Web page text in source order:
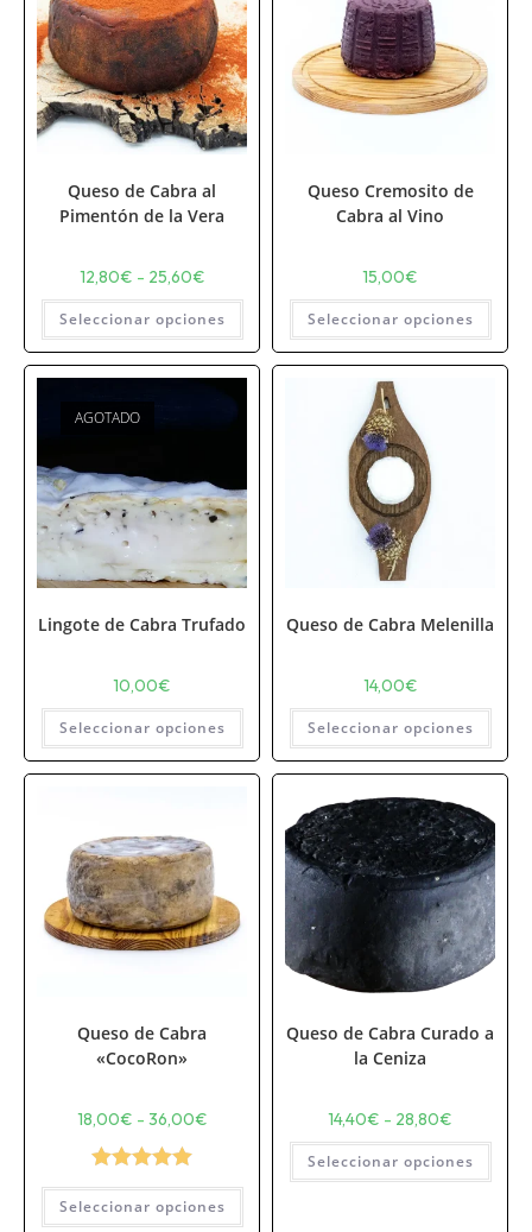
Queso de Cabra al
Pimentón de la Vera
12,80€ - 25,60€
Seleccionar opciones
Queso Cremosito de
Cabra al Vino
15,00€
Seleccionar opciones
AGOTADO
Lingote de Cabra Trufado
10,00€
Seleccionar opciones
Queso de Cabra Melenilla
14,00€
Seleccionar opciones
Queso de Cabra
«CocoRon»
18,00€ - 36,00€
Valorado con
5.00de 5
Seleccionar opciones
Queso de Cabra Curado a
la Ceniza
14,40€ - 28,80€
Seleccionar opciones